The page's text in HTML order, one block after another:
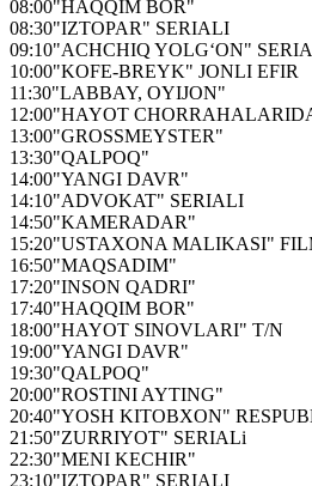
08:00"HAQQIM BOR"
08:30"IZTOPAR" SERIALI
09:10"ACHCHIQ YOLG‘ON"
10:00"KOFE-BREYK" JONLI EFIR
11:30"LABBAY, OYIJON"
12:00"HAYOT
13:00"GROSSMEYSTER"
13:30"QALPOQ"
14:00"YANGI DAVR"
14:10"ADVOKAT" SERIALI
14:50"KAMERADAR"
15:20"USTAXONA MALIKASI"
16:50"MAQSADIM"
17:20"INSON QADRI"
17:40"HAQQIM BOR"
18:00"HAYOT SINOVLARI" T/N
19:00"YANGI DAVR"
19:30"QALPOQ"
20:00"ROSTINI AYTING"
20:40"YOSH KITOBXON"
21:50"ZURRIYOT" SERIALi
22:30"MENI KECHIR"
23:10"IZTOPAR" SERIALI